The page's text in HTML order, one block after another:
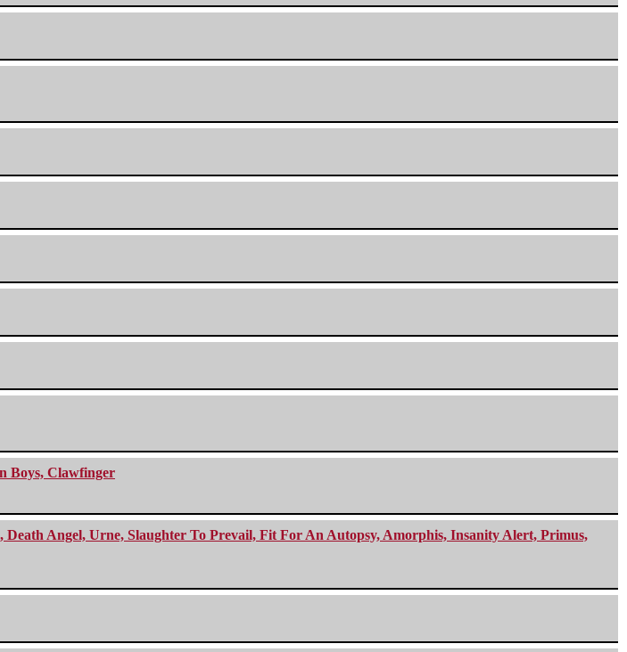
Boys, Clawfinger
Angel, Urne, Slaughter To Prevail, Fit For An Autopsy, Amorphis, Insanity Alert, Primus,